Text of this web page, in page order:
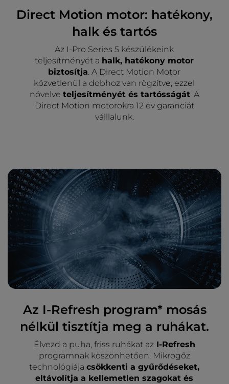
Direct Motion motor: hatékony,
halk és tartós
Az I-Pro Series 5 készülékeink
teljesítményét a halk, hatékony motor
biztosítja. A Direct Motion Motor
közvetlenül a dobhoz van rögzítve, ezzel
növelve teljesítményét és tartósságát. A
Direct Motion motorokra 12 év garanciát
válllalunk.
Az I-Refresh program* mosás
nélkül tisztítja meg a ruhákat.
Élvezd a puha, friss ruhákat azI-Refresh
programnak köszönhetően. Mikrogőz
technológiájacsökkenti a gyűrődéseket,
eltávolítja a kellemetlen szagokat és